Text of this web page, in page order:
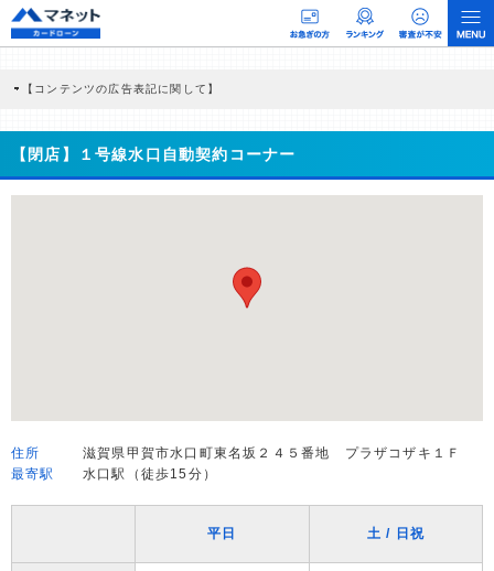
【コンテンツの広告表記に関して】
商品を根拠なくPRするものではなく、当編集部の調査／ユーザーへの口コミ収集な
どに基づき、公平性を担保した情報提供を行っています。
>提携企業一覧
【閉店】１号線水口自動契約コーナー
住所
滋賀県甲賀市水口町東名坂２４５番地 プラザコザキ１Ｆ
最寄駅
水口駅（徒歩15分）
平日 土 / 日祝